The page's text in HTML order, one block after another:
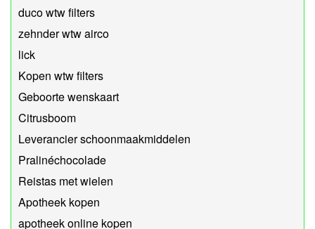
duco wtw filters
zehnder wtw airco
lick
Kopen wtw filters
Geboorte wenskaart
Citrusboom
Leverancier schoonmaakmiddelen
Pralinéchocolade
Reistas met wielen
Apotheek kopen
apotheek online kopen